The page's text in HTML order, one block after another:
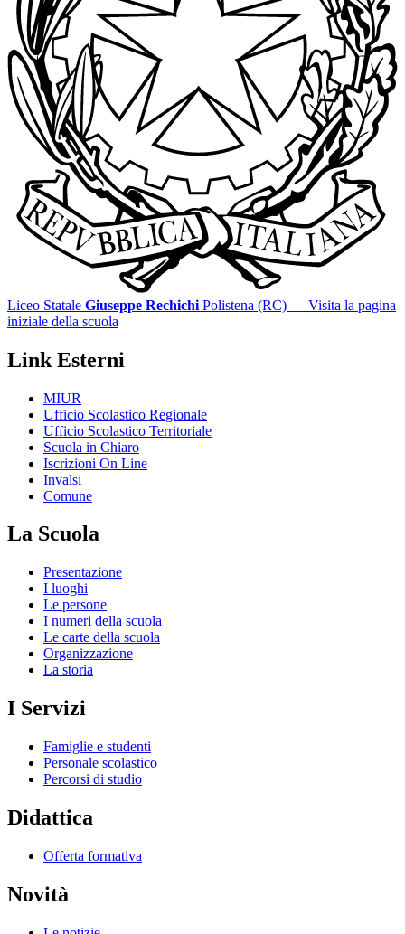
Liceo Statale Giuseppe Rechichi Polistena (RC) — Visita la pagina
iniziale della scuola
Link Esterni
MIUR
Ufficio Scolastico Regionale
Ufficio Scolastico Territoriale
Scuola in Chiaro
Iscrizioni On Line
Invalsi
Comune
La Scuola
Presentazione
I luoghi
Le persone
I numeri della scuola
Le carte della scuola
Organizzazione
La storia
I Servizi
Famiglie e studenti
Personale scolastico
Percorsi di studio
Didattica
Offerta formativa
Novità